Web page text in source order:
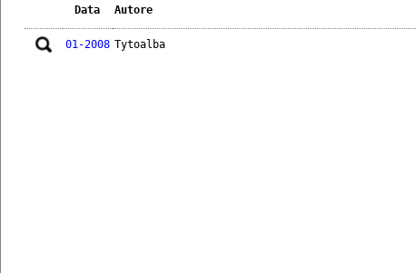
Data Autore
01-2008 Tytoalba